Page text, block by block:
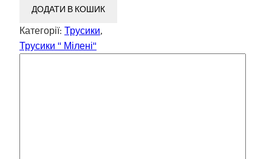
ДОДАТИ В КОШИК
Категорії: Трусики,
Трусики " Мілені"